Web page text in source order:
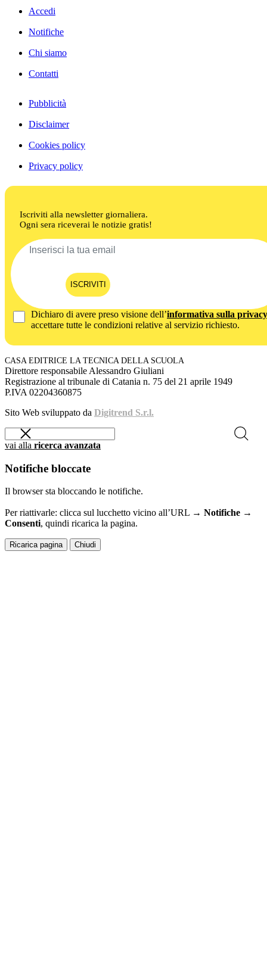
Accedi
Notifiche
Chi siamo
Contatti
Pubblicità
Disclaimer
Cookies policy
Privacy policy
Iscriviti alla newsletter giornaliera.
Ogni sera riceverai le notizie gratis!
ISCRIVITI
Dichiaro di avere preso visione dell’informativa sulla privacy
accettare tutte le condizioni relative al servizio richiesto.
CASA EDITRICE LA TECNICA DELLA SCUOLA
Direttore responsabile Alessandro Giuliani
Registrazione al tribunale di Catania n. 75 del 21 aprile 1949
P.IVA 02204360875
Sito Web sviluppato da Digitrend S.r.l.
vai alla ricerca avanzata
Notifiche bloccate
Il browser sta bloccando le notifiche.
Per riattivarle: clicca sul lucchetto vicino all’URL → Notifiche →
Consenti, quindi ricarica la pagina.
Ricarica pagina Chiudi